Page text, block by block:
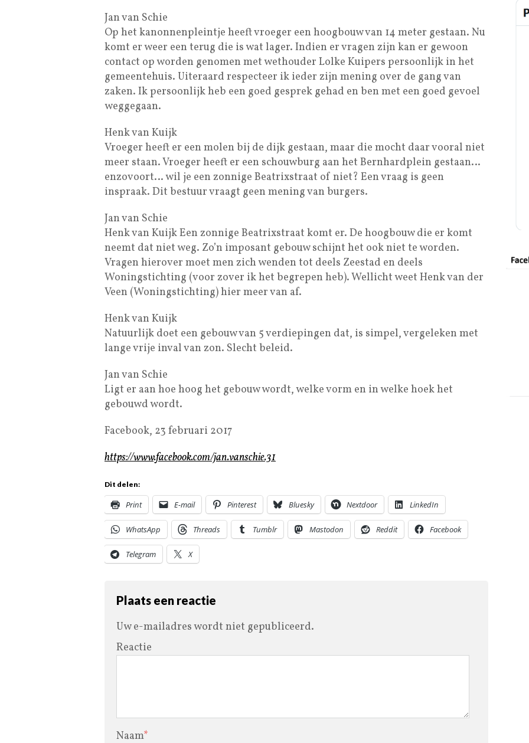
Jan van Schie
Op het kanonnenpleintje heeft vroeger een hoogbouw van 14 meter gestaan. Nu
komt er weer een terug die is wat lager. Indien er vragen zijn kan er gewoon
contact op worden genomen met wethouder Lolke Kuipers persoonlijk in het
gemeentehuis. Uiteraard respecteer ik ieder zijn mening over de gang van
zaken. Ik persoonlijk heb een goed gesprek gehad en ben met een goed gevoel
weggegaan.
Henk van Kuijk
Vroeger heeft er een molen bij de dijk gestaan, maar die mocht daar vooral niet
meer staan. Vroeger heeft er een schouwburg aan het Bernhardplein gestaan…
enzovoort… wil je een zonnige Beatrixstraat of niet? Een vraag is geen
inspraak. Dit bestuur vraagt geen mening van burgers.
Jan van Schie
Henk van Kuijk Een zonnige Beatrixstraat komt er. De hoogbouw die er komt
neemt dat niet weg. Zo’n imposant gebouw schijnt het ook niet te worden.
Vragen hierover moet men zich wenden tot deels Zeestad en deels
Woningstichting (voor zover ik het begrepen heb). Wellicht weet Henk van der
Veen (Woningstichting) hier meer van af.
Henk van Kuijk
Natuurlijk doet een gebouw van 5 verdiepingen dat, is simpel, vergeleken met
lange vrije inval van zon. Slecht beleid.
Jan van Schie
Ligt er aan hoe hoog het gebouw wordt, welke vorm en in welke hoek het
gebouwd wordt.
Facebook, 23 februari 2017
https://www.facebook.com/jan.vanschie.31
Dit delen:
Print E-mail Pinterest Bluesky Nextdoor LinkedIn
WhatsApp Threads Tumblr Mastodon Reddit Facebook
Telegram X
Plaats een reactie
Uw e-mailadres wordt niet gepubliceerd.
Reactie
Naam*